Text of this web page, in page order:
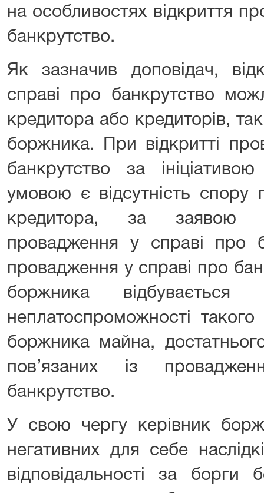
на особливостях відкриття
банкрутство.
Як зазначив доповідач,
справі про банкрутство
кредитора або кредиторів,
боржника. При відкритті
банкрутство за
умовою є відсутність
кредитора, за заявою
провадження у справі про
провадження у справі про
боржника
неплатоспроможності
боржника майна,
пов’язаних із
банкрутство.
У свою чергу керівник
негативних для себе
відповідальності за борги